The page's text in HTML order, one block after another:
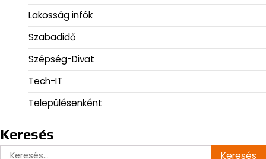
Lakosság infók
Szabadidő
Szépség-Divat
Tech-IT
Településenként
Keresés
Keresés: